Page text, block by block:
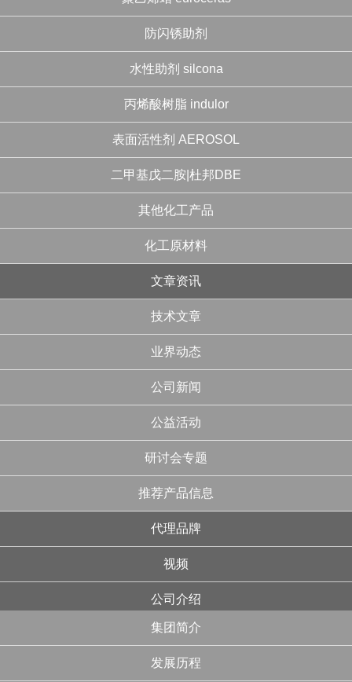
防闪锈助剂
水性助剂 silcona
丙烯酸树脂 indulor
表面活性剂 AEROSOL
二甲基戊二胺|杜邦DBE
其他化工产品
化工原材料
文章资讯
技术文章
业界动态
公司新闻
公益活动
研讨会专题
推荐产品信息
代理品牌
视频
公司介绍
集团简介
发展历程